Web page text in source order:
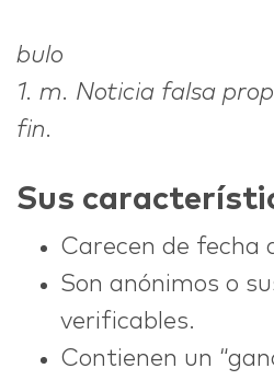
bulo
1. m. Noticia falsa
fin.
Sus
Carecen de fecha
Son anónimos o
verificables.
Contienen un